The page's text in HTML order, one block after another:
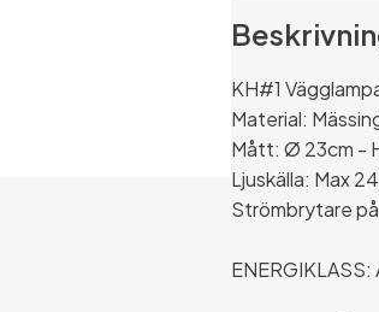
KH#1
Material:
Mått:Ø 23cm -
Ljuskälla: Max
Strömbrytare
ENERGIKLASS: